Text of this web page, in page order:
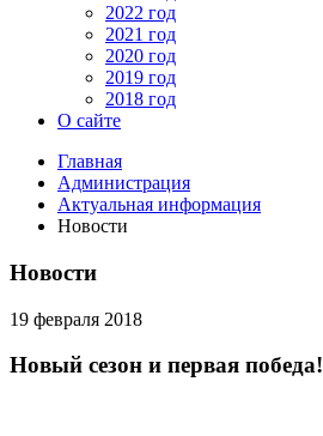
2022 год
2021 год
2020 год
2019 год
2018 год
О сайте
Главная
Администрация
Актуальная информация
Новости
Новости
19 февраля 2018
Новый сезон и первая победа!